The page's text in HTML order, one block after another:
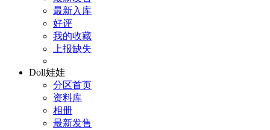
最新入库
好评
我的收藏
上报缺失
Doll娃娃
分区首页
资料库
相册
最新发售